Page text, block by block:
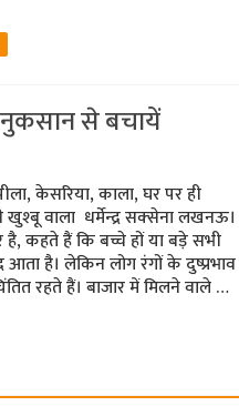
नुकसान से बचायें
केसरिया, काला, घर पर ही
खुश्‍बू वाला धर्मेन्‍द्र सक्‍सेना लखनऊ।
है, कहते हैं कि बच्चे हों या बड़े सभी
है। लेकिन लोग रंगों के दुष्प्रभाव
रहते हैं। बाजार में मिलने वाले …